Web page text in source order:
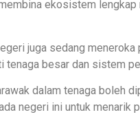
ekosistem
juga sedang
tenaga besar dan sistem
dalam tenaga boleh
negeri ini untuk menarik